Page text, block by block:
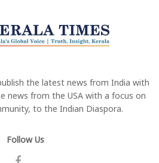
the latest news from India with
news from the USA with a focus on
to the Indian Diaspora.
Follow Us